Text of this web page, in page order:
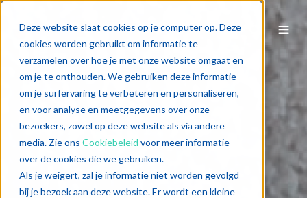
Deze website slaat cookies op je computer op. Deze
cookies worden gebruikt om informatie te
verzamelen over hoe je met onze website omgaat en
om je te onthouden. We gebruiken deze informatie
om je surfervaring te verbeteren en personaliseren,
en voor analyse en meetgegevens over onze
bezoekers, zowel op deze website als via andere
media. Zie ons Cookiebeleid voor meer informatie
over de cookies die we gebruiken.
Als je weigert, zal je informatie niet worden gevolgd
bij je bezoek aan deze website. Er wordt een kleine